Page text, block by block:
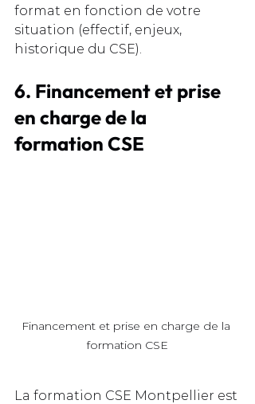
format en fonction de votre
situation (effectif, enjeux,
historique du CSE).
6. Financement et prise
en charge de la
formation CSE
Financement et prise en charge de la
formation CSE
La formation CSE Montpellier est